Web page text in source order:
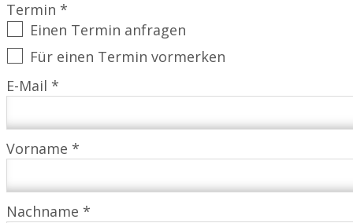
Termin *
Einen Termin anfragen
Für einen Termin vormerken
E-Mail *
Vorname *
Nachname *